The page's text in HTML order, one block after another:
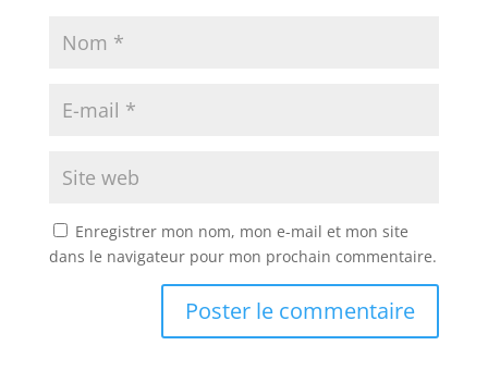
Enregistrer mon nom, mon e-mail et mon site
dans le navigateur pour mon prochain commentaire.